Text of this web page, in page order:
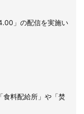
」の配信を実施い
食料配給所」や「焚